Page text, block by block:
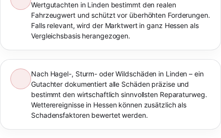
Wertgutachten in Linden bestimmt den realen
Fahrzeugwert und schützt vor überhöhten Forderungen.
Falls relevant, wird der Marktwert in ganz Hessen als
Vergleichsbasis herangezogen.
Nach Hagel-, Sturm- oder Wildschäden in Linden – ein
Gutachter dokumentiert alle Schäden präzise und
bestimmt den wirtschaftlich sinnvollsten Reparaturweg.
Wetterereignisse in Hessen können zusätzlich als
Schadensfaktoren bewertet werden.